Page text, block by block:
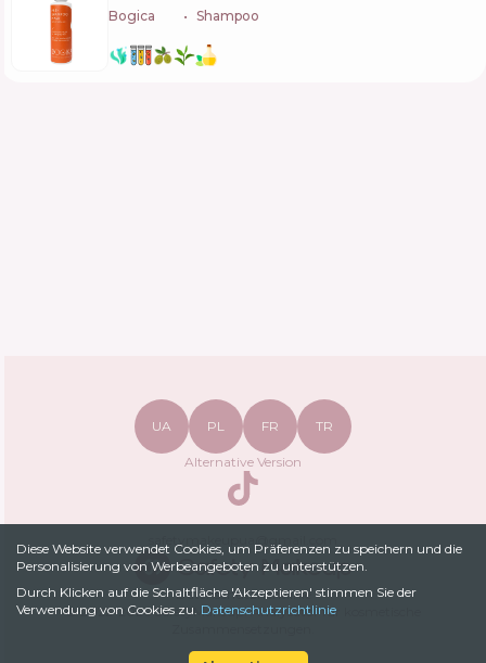
Diese Website verwendet Cookies, um Präferenzen zu speichern und die
Personalisierung von Werbeangeboten zu unterstützen.
Durch Klicken auf die Schaltfläche 'Akzeptieren' stimmen Sie der
Verwendung von Cookies zu. Datenschutzrichtlinie
Bogica
Shampoo
Datenschutzrichtlinie
© 2022-2026SafetyMakeup.Analysator für kosmetische
UA PL FR TR
Alternative Version
TikTok